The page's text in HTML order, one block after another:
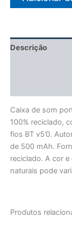
Descrição
Caixa de som
100% reciclado,
fios BT v5’0.
de 500 mAh.
reciclado. A cor
naturais pode
Produtos